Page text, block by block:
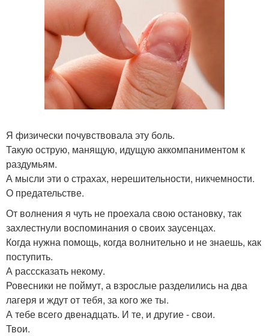
Я физически почувствовала эту боль.
Такую острую, манящую, идущую аккомпаниментом к
раздумьям.
А мысли эти о страхах, нерешительности, никчемности.
О предательстве.
От волнения я чуть не проехала свою остановку, так
захлестнули воспоминания о своих заусенцах.
Когда нужна помощь, когда волнительно и не знаешь, как
поступить.
А расссказать некому.
Ровесники не поймут, а взрослые разделились на два
лагеря и ждут от тебя, за кого же ты.
А тебе всего двенадцать. И те, и другие - свои.
Твои.